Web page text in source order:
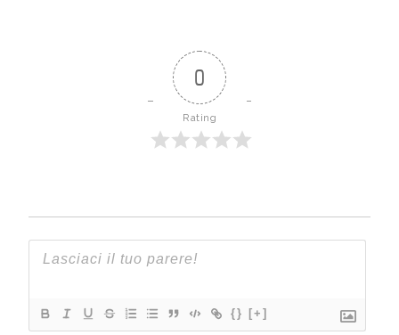
0
Rating
{} [+]